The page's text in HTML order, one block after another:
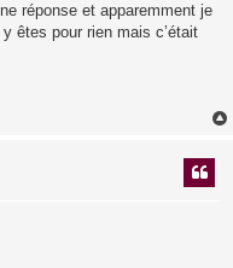
réponse et apparemment je
êtes pour rien mais c’était